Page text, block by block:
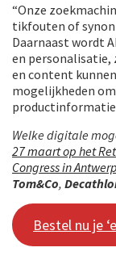
“Onze
tikfouten of
Daarnaast wordt
en personalisatie,
en content
mogelijkheden
Welke digitale
27 maart op het
Congress in
Tom&Co,
Bestel nu je